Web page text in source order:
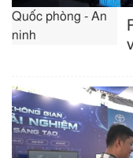
Quốc phòng - An
ninh